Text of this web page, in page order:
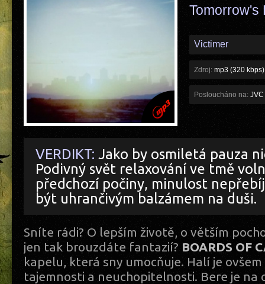
Tomorrow's
Victimer
Zdroj: mp3 (320 kbps)
Posloucháno na: JVC
VERDIKT: Jako by osmiletá pauza
Podivný svět relaxování ve tmě
předchozí počiny, minulost
být uhrančivým balzámem na duši.
Sníte rádi? O lepším životě, o větším
jen tak brouzdáte fantazií? BOARDS OF
kapelu, která sny umocňuje. Halí je
tajemnosti a neuchopitelnosti. Bere je na